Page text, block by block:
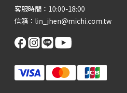
客服時間：10:00-18:00
信箱：lin_jhen@michi.com.tw